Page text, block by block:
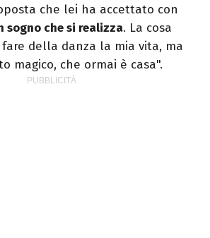
che lei ha accettato con
sogno che si realizza. La cosa
della danza la mia vita, ma
magico, che ormai è casa".